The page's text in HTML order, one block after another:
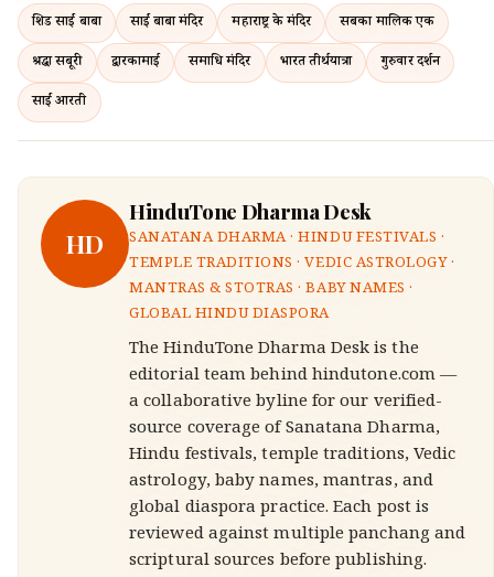
शिर्डी साईं बाबा साईं बाबा मंदिर महाराष्ट्र के मंदिर
सबका मालिक एक
श्रद्धा सबूरी
द्वारकामाई समाधि मंदिर भारत तीर्थयात्रा
गुरुवार दर्शन
साईं आरती
HD
HinduTone Dharma Desk
SANATANA DHARMA · HINDU FESTIVALS ·
TEMPLE TRADITIONS · VEDIC ASTROLOGY ·
MANTRAS & STOTRAS · BABY NAMES ·
GLOBAL HINDU DIASPORA
The HinduTone Dharma Desk is the
editorial team behind hindutone.com —
a collaborative byline for our verified-
source coverage of Sanatana Dharma,
Hindu festivals, temple traditions, Vedic
astrology, baby names, mantras, and
global diaspora practice. Each post is
reviewed against multiple panchang and
scriptural sources before publishing.